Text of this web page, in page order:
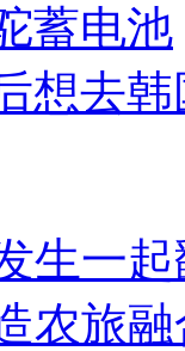
蓄电池
想去
生一
农旅